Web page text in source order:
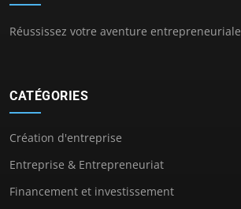
Réussissez votre aventure entrepreneuriale
CATÉGORIES
Création d'entreprise
Entreprise & Entrepreneuriat
Financement et investissement